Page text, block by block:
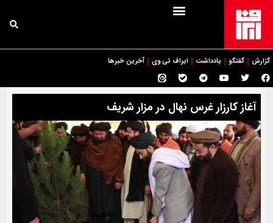
گزارش گفتگو یادداشت ایراف تی وی آخرین خبرها
آغاز کارزار غرس نهال در مزار شریف